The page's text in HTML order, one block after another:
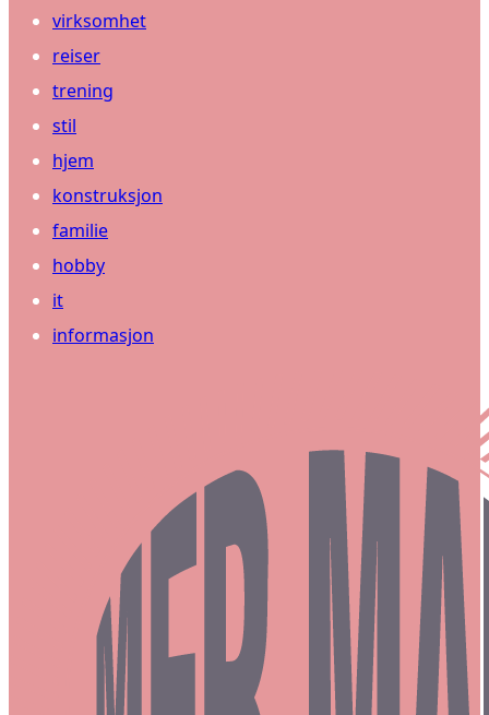
virksomhet
reiser
trening
stil
hjem
konstruksjon
familie
hobby
it
informasjon